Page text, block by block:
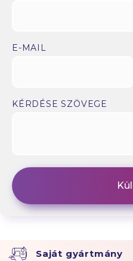
E-MAIL
KÉRDÉSE SZÖVEGE
Saját gyártmány